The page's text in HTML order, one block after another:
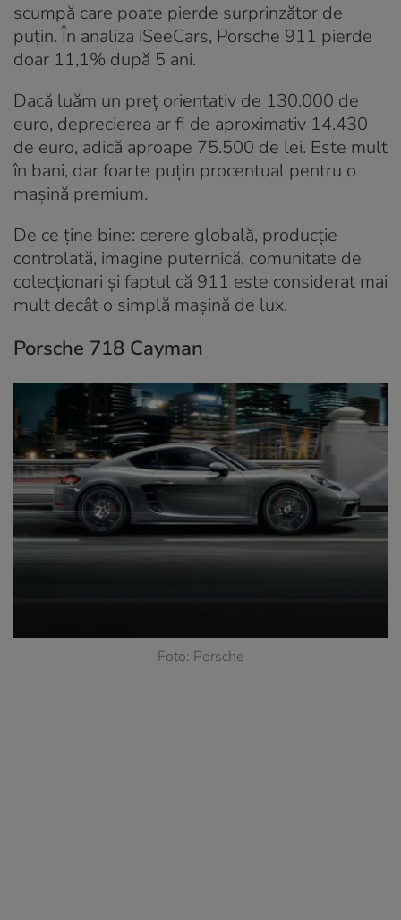
scumpă care poate pierde surprinzător de
puțin. În analiza iSeeCars, Porsche 911 pierde
doar 11,1% după 5 ani.
Dacă luăm un preț orientativ de 130.000 de
euro, deprecierea ar fi de aproximativ 14.430
de euro, adică aproape 75.500 de lei. Este mult
în bani, dar foarte puțin procentual pentru o
mașină premium.
De ce ține bine: cerere globală, producție
controlată, imagine puternică, comunitate de
colecționari și faptul că 911 este considerat mai
mult decât o simplă mașină de lux.
Porsche 718 Cayman
Foto: Porsche